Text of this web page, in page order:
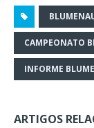
CAMPEONATO
INFORME
ARTIGOS